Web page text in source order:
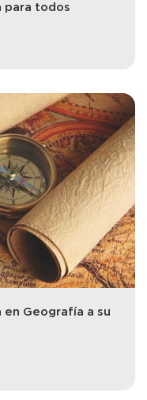
para todos
en Geografía a su